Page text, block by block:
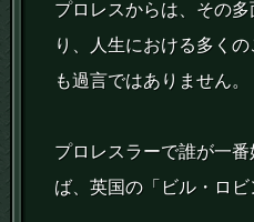
プロレスからは、その
り、人生における多く
も過言ではありません。
プロレスラーで誰が一番
ば、英国の「ビル・ロビ